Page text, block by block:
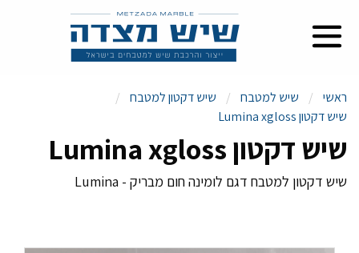
ראשי שיש למטבח
שיש דקטון למטבח
שיש דקטון Lumina xgloss
שיש דקטון Lumina xgloss
שיש דקטון למטבח דגם לומינה חום מבריק - Lumina